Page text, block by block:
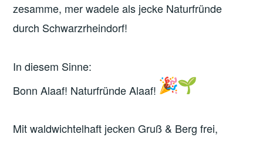
zesamme, mer wadele als jecke Naturfründe
durch Schwarzrheindorf!
In diesem Sinne:
Bonn Alaaf! Naturfründe Alaaf!
Mit waldwichtelhaft jecken Gruß & Berg frei,